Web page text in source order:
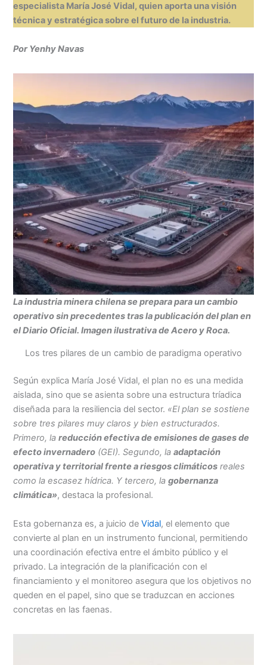
especialista María José Vidal, quien aporta una visión
técnica y estratégica sobre el futuro de la industria.
Por Yenhy Navas
La industria minera chilena se prepara para un cambio
operativo sin precedentes tras la publicación del plan en
el Diario Oficial. Imagen ilustrativa de Acero y Roca.
Los tres pilares de un cambio de paradigma operativo
Según explica María José Vidal, el plan no es una medida
aislada, sino que se asienta sobre una estructura tríadica
diseñada para la resiliencia del sector. «El plan se sostiene
sobre tres pilares muy claros y bien estructurados.
Primero, lareducción efectiva de emisiones de gases de
efecto invernadero (GEI). Segundo, laadaptación
operativa y territorial frente a riesgos climáticos reales
como la escasez hídrica. Y tercero, lagobernanza
climática», destaca la profesional.
Esta gobernanza es, a juicio deVidal, el elemento que
convierte al plan en un instrumento funcional, permitiendo
una coordinación efectiva entre el ámbito público y el
privado. La integración de la planificación con el
financiamiento y el monitoreo asegura que los objetivos no
queden en el papel, sino que se traduzcan en acciones
concretas en las faenas.